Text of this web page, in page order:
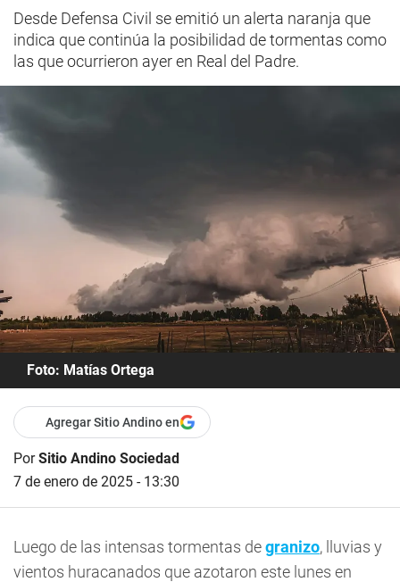
Desde Defensa Civil se emitió un alerta naranja que
indica que continúa la posibilidad de tormentas como
las que ocurrieron ayer en Real del Padre.
Foto: Matías Ortega
Agregar Sitio Andino en
PorSitio Andino Sociedad
7 de enero de 2025 - 13:30
Luego de las intensas tormentas degranizo, lluvias y
vientos huracanados que azotaron este lunes en